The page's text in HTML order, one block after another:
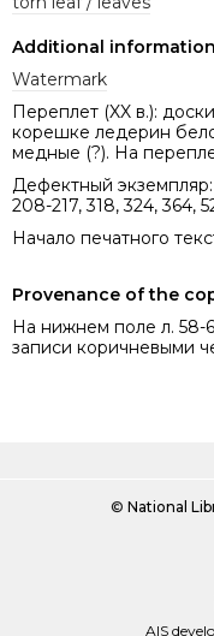
Additional
Watermark
Переплет (XX в.):
корешке ледерин
медные (?). На
Дефектный экземпляр:
208-217, 318, 324, 364,
Начало печатного
Provenance of the
На нижнем поле л. 58-
записи коричневыми
© National
AIS